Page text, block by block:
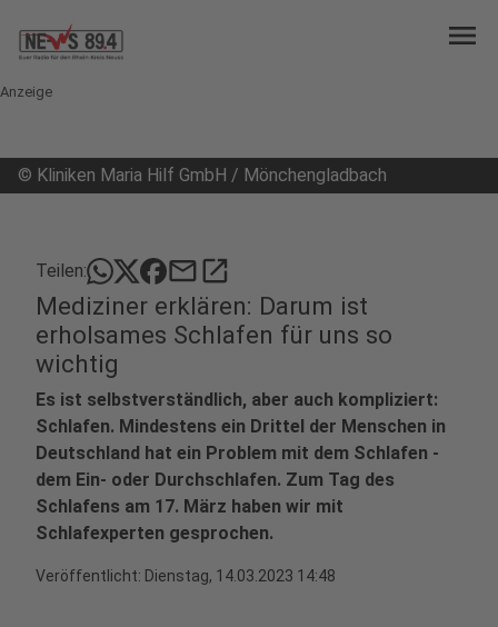
menu
Anzeige
© Kliniken Maria Hilf GmbH / Mönchengladbach
Teilen: mailopen_in_new
Mediziner erklären: Darum ist
erholsames Schlafen für uns so
wichtig
Es ist selbstverständlich, aber auch kompliziert:
Schlafen. Mindestens ein Drittel der Menschen in
Deutschland hat ein Problem mit dem Schlafen -
dem Ein- oder Durchschlafen. Zum Tag des
Schlafens am 17. März haben wir mit
Schlafexperten gesprochen.
Veröffentlicht: Dienstag, 14.03.2023 14:48